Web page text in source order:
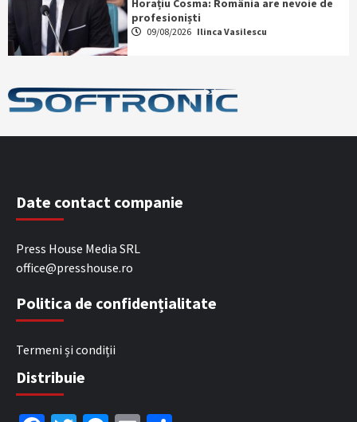
Horațiu Cosma: România are nevoie de
profesioniști
09/08/2026 Ilinca Vasilescu
Date contact companie
Press House Media SRL
office@presshouse.ro
Politica de confidențialitate
Termeni și condiții
Distribuie